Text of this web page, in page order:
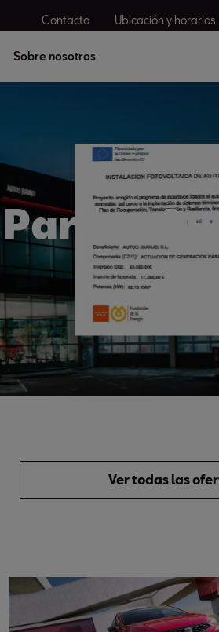
Contacto Ubicación y horarios
Sobre nosotros
-
Ver todas las